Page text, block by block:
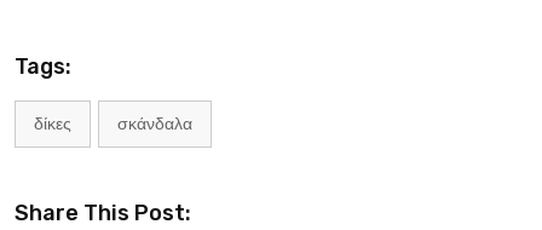
Tags:
δίκες σκάνδαλα
Share This Post: